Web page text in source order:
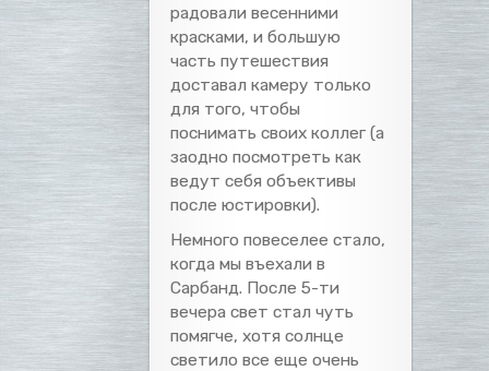
радовали весенними
красками, и большую
часть путешествия
доставал камеру только
для того, чтобы
поснимать своих коллег (а
заодно посмотреть как
ведут себя объективы
после юстировки).
Немного повеселее стало,
когда мы въехали в
Сарбанд. После 5-ти
вечера свет стал чуть
помягче, хотя солнце
светило все еще очень